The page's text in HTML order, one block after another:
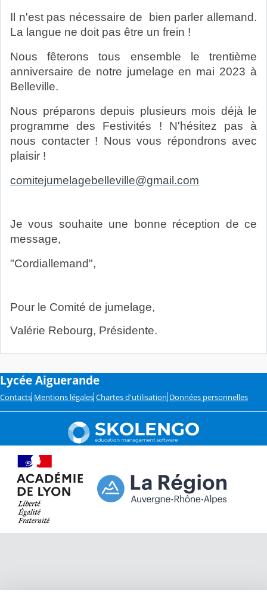
Il n'est pas nécessaire de bien parler allemand.
La langue ne doit pas être un frein !
Nous fêterons tous ensemble le trentième
anniversaire de notre jumelage en mai 2023 à
Belleville.
Nous préparons depuis plusieurs mois déjà le
programme des Festivités ! N'hésitez pas à
nous contacter ! Nous vous répondrons avec
plaisir !
comitejumelagebelleville@gmail.com
Je vous souhaite une bonne réception de ce
message,
"Cordiallemand",
Pour le Comité de jumelage,
Valérie Rebourg, Présidente.
Lycée Aiguerande
Contacts Mentions légales Chartes d'utilisation Données personnelles